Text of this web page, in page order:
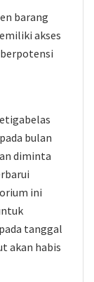
barang
akses
bulan
diminta
ini
tanggal
akan habis